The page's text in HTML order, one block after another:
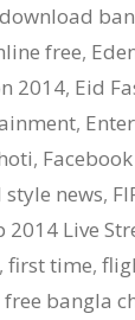
download
free,
2014, Eid
,
,
news,
2014 Live
, first time,
free bangla